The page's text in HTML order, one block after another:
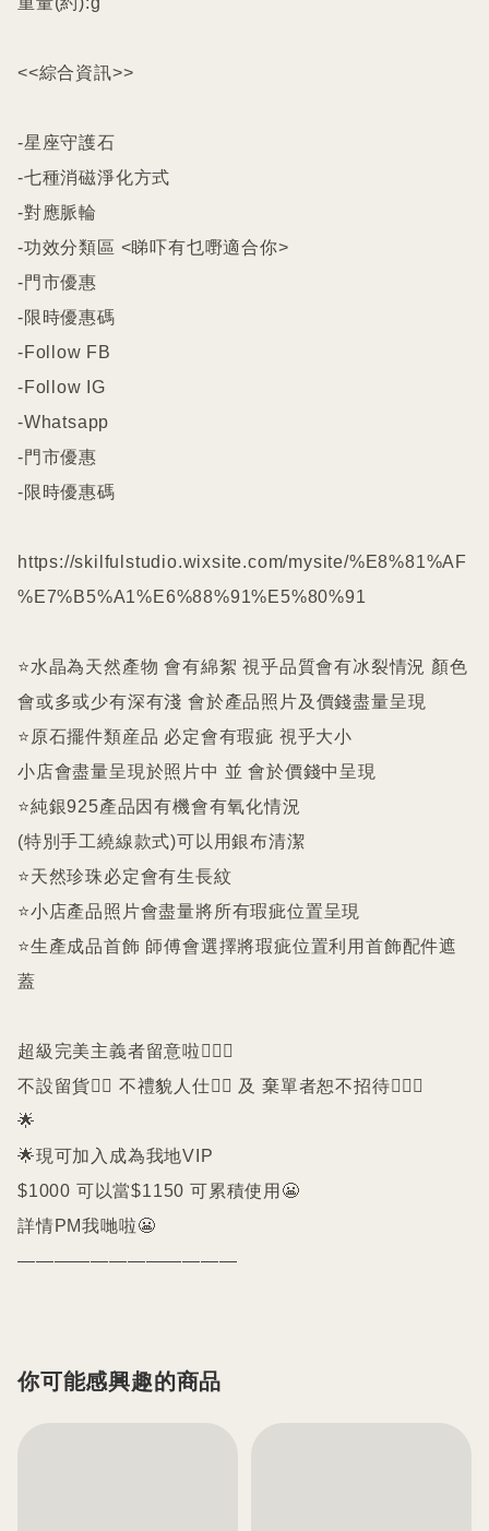
<<綜合資訊>>
-星座守護石
-七種消磁淨化方式
-對應脈輪
-功效分類區 <睇吓有乜嘢適合你>
-門市優惠
-限時優惠碼
-Follow FB
-Follow IG
-Whatsapp
-門市優惠
-限時優惠碼
https://skilfulstudio.wixsite.com/mysite/%E8%81%AF
%E7%B5%A1%E6%88%91%E5%80%91
⭐️水晶為天然產物 會有綿絮 視乎品質會有冰裂情況 顏色
會或多或少有深有淺 會於產品照片及價錢盡量呈現
⭐️原石擺件類産品 必定會有瑕疵 視乎大小
小店會盡量呈現於照片中 並 會於價錢中呈現
⭐️純銀925產品因有機會有氧化情況
(特別手工繞線款式)可以用銀布清潔
⭐️天然珍珠必定會有生長紋
⭐️小店產品照片會盡量將所有瑕疵位置呈現
⭐️生產成品首飾 師傅會選擇將瑕疵位置利用首飾配件遮
蓋
超級完美主義者留意啦🙇🏻‍♀️
不設留貨🙅‍♀️ 不禮貌人仕🙅‍♀️ 及 棄單者恕不招待🙇🏻‍♀️
🌟
🌟現可加入成為我地VIP
$1000 可以當$1150 可累積使用😬
詳情PM我哋啦😬
————————————
你可能感興趣的商品